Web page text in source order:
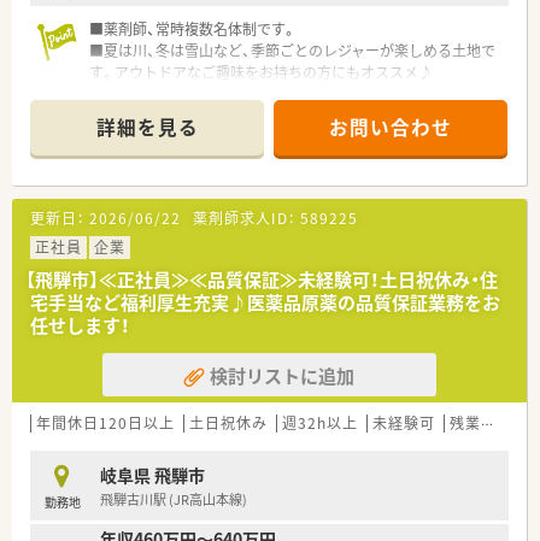
■薬剤師、常時複数名体制です。
■夏は川、冬は雪山など、季節ごとのレジャーが楽しめる土地で
す。アウトドアなご趣味をお持ちの方にもオススメ♪
詳細を見る お問い合わせ
更新日： 2026/06/22 薬剤師求人ID： 589225
正社員
企業
【飛騨市】≪正社員≫≪品質保証≫未経験可！土日祝休み・住
宅手当など福利厚生充実♪医薬品原薬の品質保証業務をお
任せします！
検討リストに追加
年間休日120日以上 土日祝休み 週32h以上 未経験可 残業なし(ほぼなし含む)
勤務地
岐阜県 飛騨市
飛騨古川駅 (JR高山本線)